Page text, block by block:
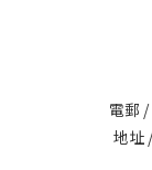
電郵
地址